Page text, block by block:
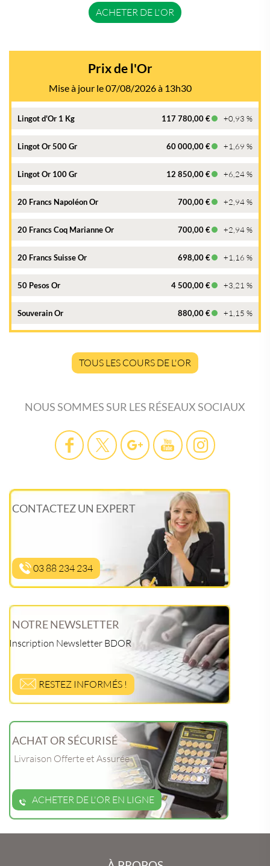
ACHETER DE L'OR
Prix de l'Or
Mise à jour le 07/08/2026 à 13h30
Lingot d'Or 1 Kg 117 780,00 € +0,93 %
Lingot Or 500 Gr 60 000,00 € +1,69 %
Lingot Or 100 Gr 12 850,00 € +6,24 %
20 Francs Napoléon Or 700,00 € +2,94 %
20 Francs Coq Marianne Or 700,00 € +2,94 %
20 Francs Suisse Or 698,00 € +1,16 %
50 Pesos Or 4 500,00 € +3,21 %
Souverain Or 880,00 € +1,15 %
TOUS LES COURS DE L'OR
NOUS SOMMES SUR LES RÉSEAUX SOCIAUX
CONTACTEZ UN EXPERT
03 88 234 234
NOTRE NEWSLETTER
Inscription Newsletter BDOR
RESTEZ INFORMÉS !
ACHAT OR SÉCURISÉ
Livraison Offerte et Assurée
ACHETER DE L'OR EN LIGNE